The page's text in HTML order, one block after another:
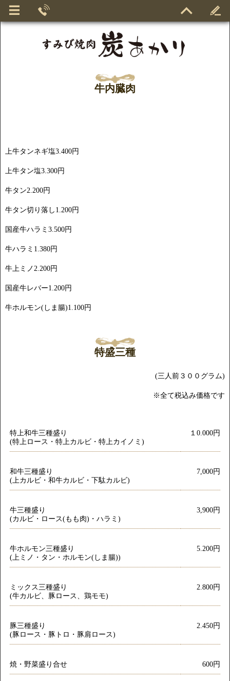
牛内臓肉
上牛タンネギ塩3.400円
上牛タン塩3.300円
牛タン2.200円
牛タン切り落し1.200円
国産牛ハラミ3.500円
牛ハラミ1.380円
牛上ミノ2.200円
国産牛レバー1.200円
牛ホルモン(しま腸)1.100円
特盛三種
(三人前３００グラム)
※全て税込み価格です
特上和牛三種盛り
(特上ロース・特上カルビ・特上カイノミ)
１0.000円
和牛三種盛り
(上カルビ・和牛カルビ・下駄カルビ)
7,000円
牛三種盛り
(カルビ・ロース(もも肉)・ハラミ)
3,900円
牛ホルモン三種盛り
(上ミノ・タン・ホルモン(しま腸))
5.200円
ミックス三種盛り
(牛カルビ、豚ロース、鶏モモ)
2.800円
豚三種盛り
(豚ロース・豚トロ・豚肩ロース)
2.450円
焼・野菜盛り合せ 600円